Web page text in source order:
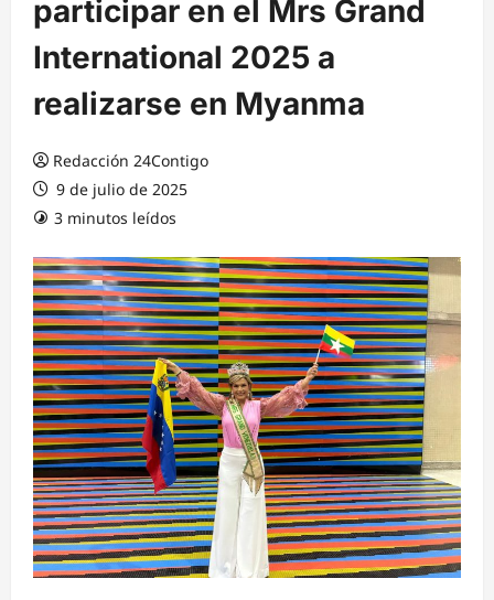
participar en el Mrs Grand
International 2025 a
realizarse en Myanma
Redacción 24Contigo
9 de julio de 2025
3 minutos leídos